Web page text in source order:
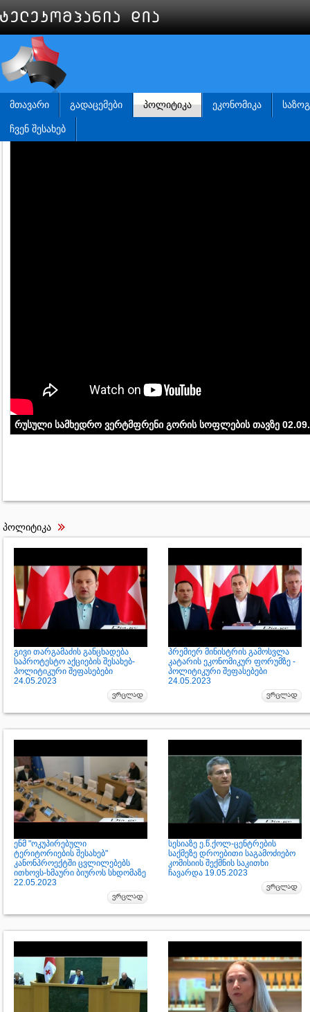
ᲛᲗᲐᲕᲐᲠᲘ ᲒᲐᲓᲐᲪᲔᲛᲔᲑᲘ ᲞᲝᲚᲘᲢᲘᲙᲐ ᲔᲙᲝᲜᲝᲛᲘᲙᲐ
ᲩᲕᲔᲜ ᲨᲔᲡᲐᲮᲔᲑ
რუსული სამხედრო ვერტმფრენი გორის სოფლების თავზე
პოლიტიკა
გივი თარგამაძის განცხადება
საპროტესტო აქციების შესახებ-
პოლიტიკური შეფასებები
24.05.2023
პრემიერ მინისტრის გამოსვლა
კატარის ეკონომიკურ ფორუმზე -
პოლიტიკური შეფასებები
24.05.2023
ენმ "ოკუპირებული
ტერიტორიების შესახებ"
კანონპროექტში ცვლილებებს
ითხოვს-ხმაური ბიუროს სხდომაზე
22.05.2023
სესიაზე ე.წ.ქოლ-ცენტრების
საქმეზე დროებითი საგამოძიებო
კომისიის შექმნის საკითხი
ჩავარდა 19.05.2023